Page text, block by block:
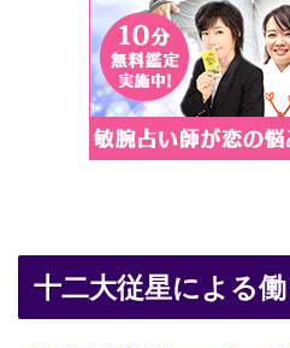
十二大従星による